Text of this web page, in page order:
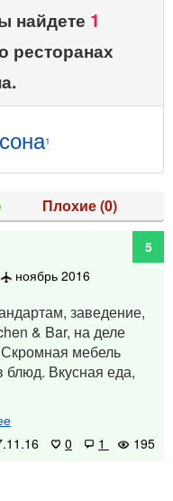
найдете 1
ресторанах
1
Плохие(0)
5
ноябрь 2016
заведение,
& Bar, на деле
мебель
блюд. Вкусная еда,
0 1 195